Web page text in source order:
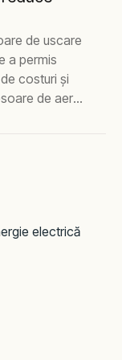
de uscare
a permis
costuri și
de aer